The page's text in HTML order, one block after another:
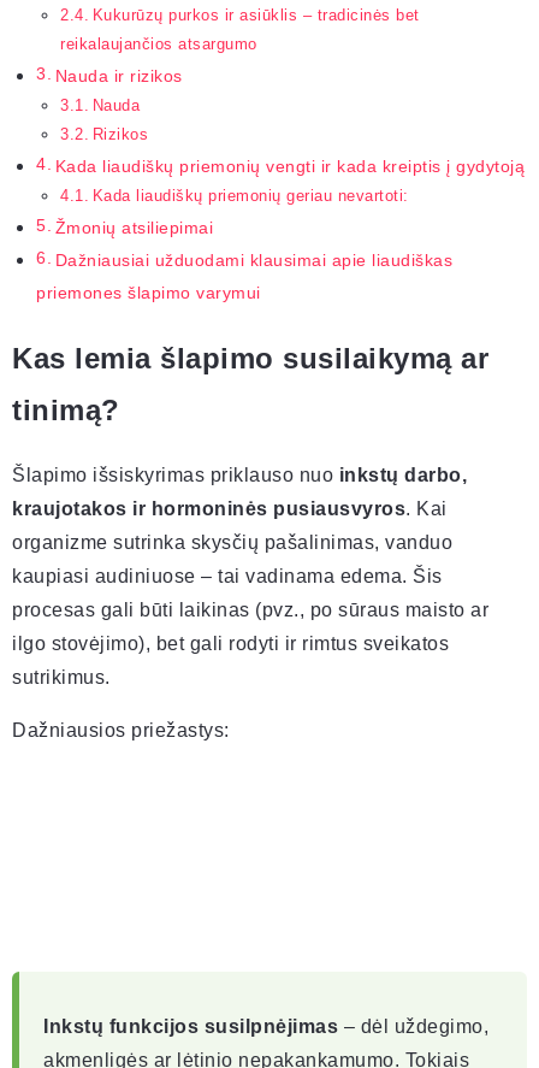
Kukurūzų purkos ir asiūklis – tradicinės bet
reikalaujančios atsargumo
Nauda ir rizikos
Nauda
Rizikos
Kada liaudiškų priemonių vengti ir kada kreiptis į gydytoją
Kada liaudiškų priemonių geriau nevartoti:
Žmonių atsiliepimai
Dažniausiai užduodami klausimai apie liaudiškas
priemones šlapimo varymui
Kas lemia šlapimo susilaikymą ar
tinimą?
Šlapimo išsiskyrimas priklauso nuo inkstų darbo,
kraujotakos ir hormoninės pusiausvyros. Kai
organizme sutrinka skysčių pašalinimas, vanduo
kaupiasi audiniuose – tai vadinama edema. Šis
procesas gali būti laikinas (pvz., po sūraus maisto ar
ilgo stovėjimo), bet gali rodyti ir rimtus sveikatos
sutrikimus.
Dažniausios priežastys:
Inkstų funkcijos susilpnėjimas – dėl uždegimo,
akmenligės ar lėtinio nepakankamumo. Tokiais